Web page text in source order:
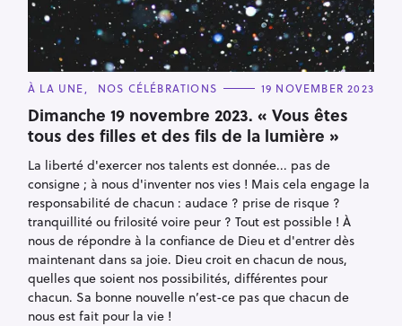
C
T
E
G
O
R
I
E
S
À LA UNE NOS CÉLÉBRATIONS 19 NOVEMBER 2023
Dimanche 19 novembre 2023. « Vous êtes
tous des filles et des fils de la lumière »
La liberté d'exercer nos talents est donnée... pas de
consigne ; à nous d'inventer nos vies ! Mais cela engage la
responsabilité de chacun : audace ? prise de risque ?
tranquillité ou frilosité voire peur ? Tout est possible ! À
nous de répondre à la confiance de Dieu et d'entrer dès
maintenant dans sa joie. Dieu croit en chacun de nous,
quelles que soient nos possibilités, différentes pour
chacun. Sa bonne nouvelle n’est-ce pas que chacun de
nous est fait pour la vie !